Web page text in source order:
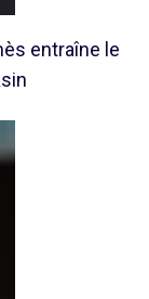
entraîne le